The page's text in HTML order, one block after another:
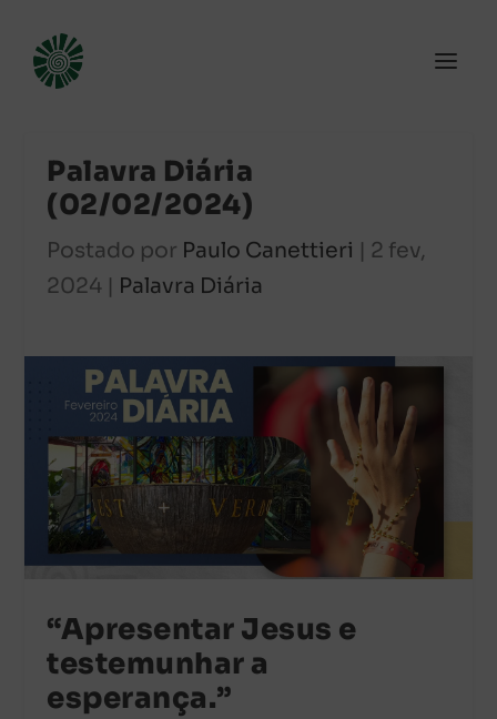
Palavra Diária
(02/02/2024)
Postado por Paulo Canettieri | 2 fev,
2024 | Palavra Diária
“Apresentar Jesus e
testemunhar a
esperança.”